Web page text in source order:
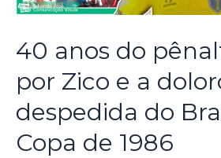
40 anos do
por Zico e a
despedida do
Copa de 1986